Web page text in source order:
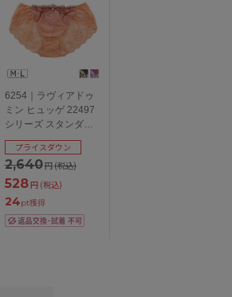
6254｜ラヴィアドゥ
ミン ヒュッゲ 22497
シリーズ スタンダー
ドショーツ 全3色 M/L
2,640円(税込)
プライスダウン
528円 (税込)
24pt獲得